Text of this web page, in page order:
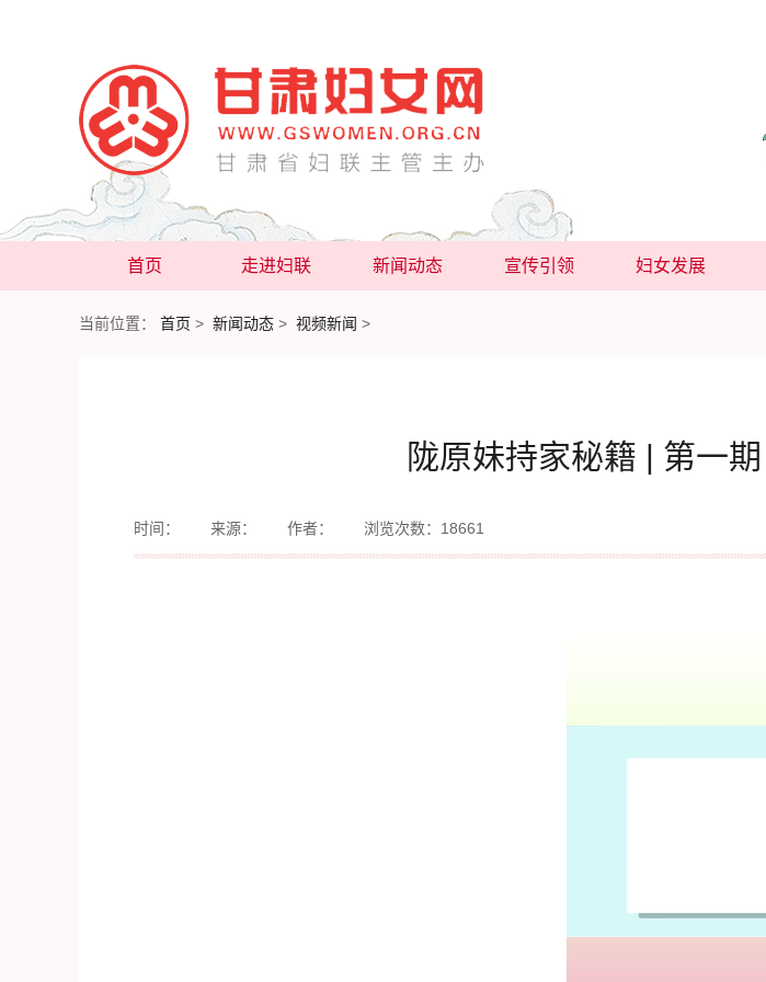
首页 走进妇联 新闻动态 宣传引领 妇女发展
当前位置： 首页 > 新闻动态 > 视频新闻 >
陇原妹持家秘籍 | 第一
时间： 来源： 作者： 浏览次数：18661